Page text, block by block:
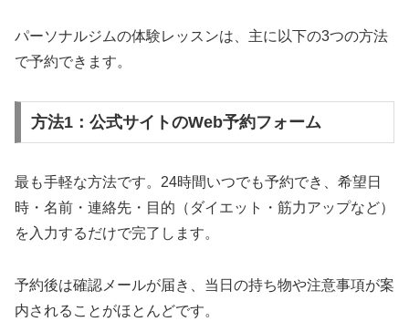
パーソナルジムの体験レッスンは、主に以下の3つの方法
で予約できます。
方法1：公式サイトのWeb予約フォーム
最も手軽な方法です。24時間いつでも予約でき、希望日
時・名前・連絡先・目的（ダイエット・筋力アップなど）
を入力するだけで完了します。
予約後は確認メールが届き、当日の持ち物や注意事項が案
内されることがほとんどです。